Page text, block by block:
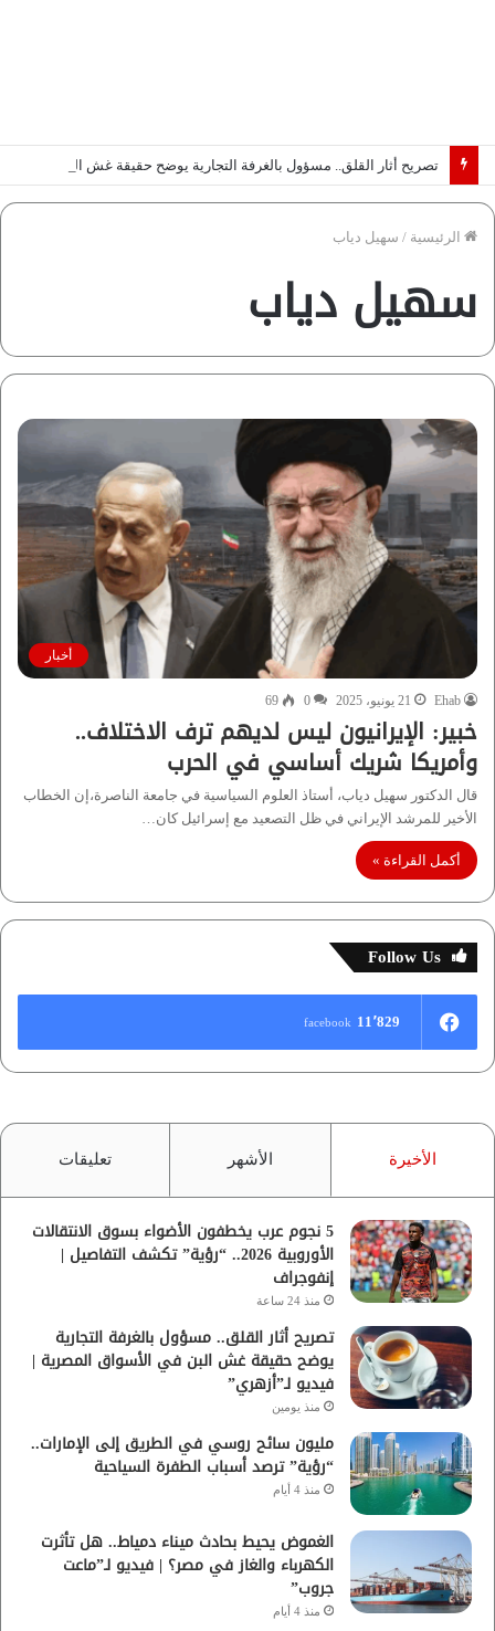
الرئيسية / سهيل دياب
سهيل دياب
أخبار
Ehab 21 يونيو، 2025 0
69
خبير: الإيرانيون ليس لديهم ترف الاختلاف..
وأمريكا شريك أساسي في الحرب
قال الدكتور سهيل دياب، أستاذ العلوم السياسية في جامعة الناصرة،إن الخطاب
الأخير للمرشد الإيراني في ظل التصعيد مع إسرائيل كان…
أكمل القراءة »
Follow Us
11٬829 facebook
الأخيرة الأشهر تعليقات
5 نجوم عرب يخطفون الأضواء بسوق الانتقالات
الأوروبية 2026.. “رؤية” تكشف التفاصيل |
إنفوجراف
منذ 24 ساعة
تصريح أثار القلق.. مسؤول بالغرفة التجارية
يوضح حقيقة غش البن في الأسواق المصرية |
فيديو لـ”أزهري”
منذ يومين
مليون سائح روسي في الطريق إلى الإمارات..
“رؤية” ترصد أسباب الطفرة السياحية
منذ 4 أيام
الغموض يحيط بحادث ميناء دمياط.. هل تأثرت
الكهرباء والغاز في مصر؟ | فيديو لـ”ماعت
جروب”
منذ 4 أيام